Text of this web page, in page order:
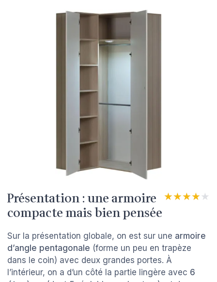
Présentation : une armoire
compacte mais bien pensée
★★★★★
★★★★★
Sur la présentation globale, on est sur une armoire
d’angle pentagonale (forme un peu en trapèze
dans le coin) avec deux grandes portes. À
l’intérieur, on a d’un côté la partie lingère avec 6